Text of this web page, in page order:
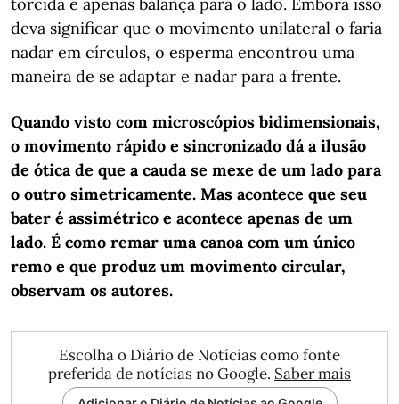
deva significar que o movimento unilateral o faria
nadar em círculos, o esperma encontrou uma
maneira de se adaptar e nadar para a frente.
Quando visto com microscópios bidimensionais,
o movimento rápido e sincronizado dá a ilusão
de ótica de que a cauda se mexe de um lado para
o outro simetricamente. Mas acontece que seu
bater é assimétrico e acontece apenas de um
lado. É como remar uma canoa com um único
remo e que produz um movimento circular,
observam os autores.
Escolha o Diário de Notícias como fonte
preferida de notícias no Google. Saber mais